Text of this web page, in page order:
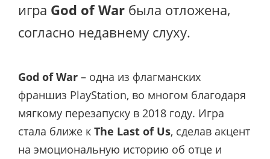
игра God of War была отложена,
согласно недавнему слуху.
God of War – одна из флагманских
франшиз PlayStation, во многом благодаря
мягкому перезапуску в 2018 году. Игра
стала ближе к The Last of Us, сделав акцент
на эмоциональную историю об отце и